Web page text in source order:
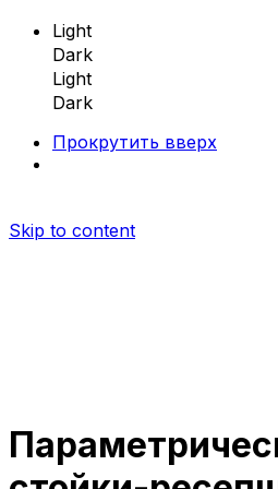
Light
Dark
Light
Dark
Прокрутить вверх
Skip to content
Параметрическая
Параметрические